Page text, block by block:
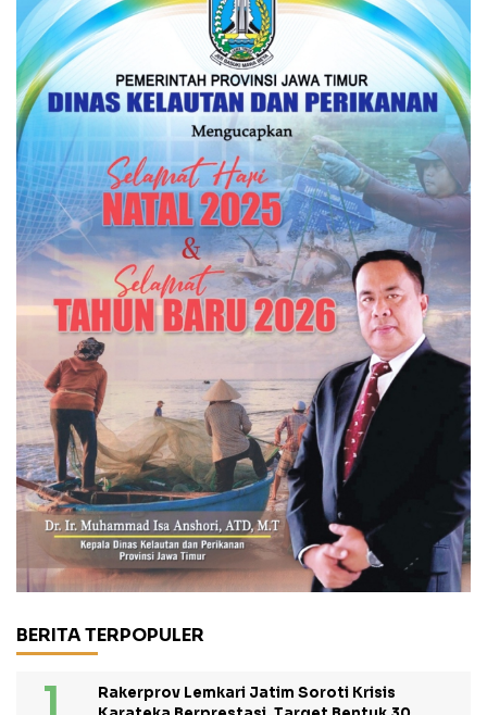
BERITA TERPOPULER
Rakerprov Lemkari Jatim Soroti Krisis